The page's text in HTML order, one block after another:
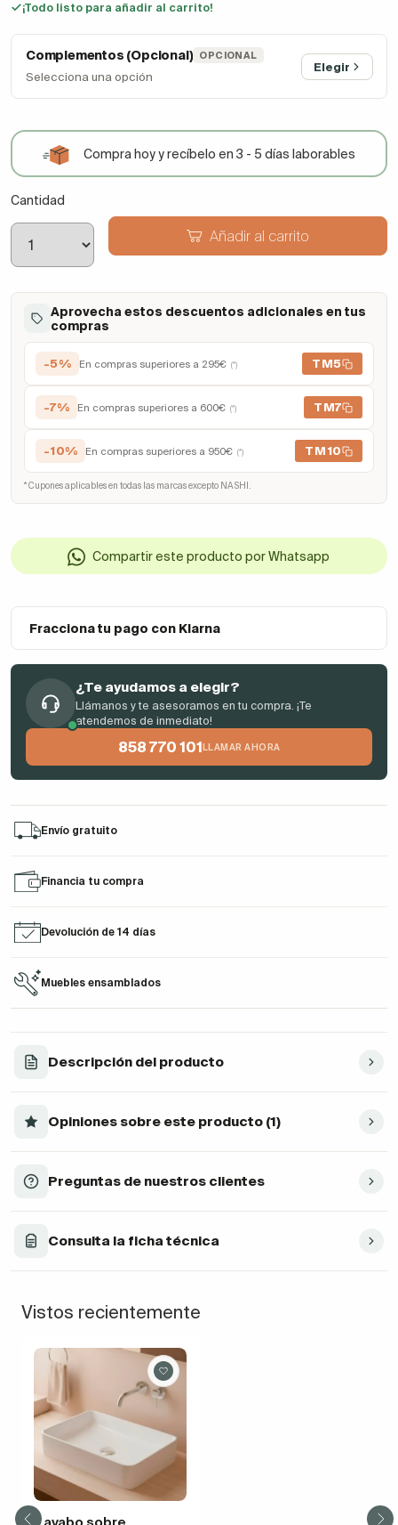
¡Todo listo para añadir al carrito!
Complementos (Opcional) OPCIONAL
Selecciona una opción
Elegir
Compra hoy y recíbelo en 3 - 5 días laborables
Cantidad
Añadir al carrito
Aprovecha estos descuentos adicionales en tus
compras
-5% En compras superiores a 295€ (*) TM5
-7% En compras superiores a 600€ (*) TM7
-10% En compras superiores a 950€ (*) TM10
* Cupones aplicables en todas las marcas excepto NASHI.
Compartir este producto por Whatsapp
Fracciona tu pago con Klarna
¿Te ayudamos a elegir?
Llámanos y te asesoramos en tu compra. ¡Te
atendemos de inmediato!
858 770 101 LLAMAR AHORA
Envío gratuito
Financia tu compra
Devolución de 14 días
Muebles ensamblados
Descripción del producto
Opiniones sobre este producto (1)
Preguntas de nuestros clientes
Consulta la ficha técnica
Vistos recientemente